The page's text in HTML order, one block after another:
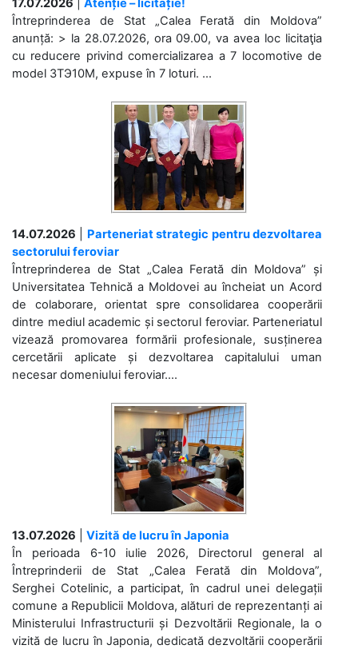
17.07.2026
Atenție – licitație!
Întreprinderea de Stat „Calea Ferată din Moldova”
anunță: > la 28.07.2026, ora 09.00, va avea loc licitaţia
cu reducere privind comercializarea a 7 locomotive de
model 3ТЭ10М, expuse în 7 loturi. ...
14.07.2026
Parteneriat strategic pentru dezvoltarea
sectorului feroviar
Întreprinderea de Stat „Calea Ferată din Moldova” și
Universitatea Tehnică a Moldovei au încheiat un Acord
de colaborare, orientat spre consolidarea cooperării
dintre mediul academic și sectorul feroviar. Parteneriatul
vizează promovarea formării profesionale, susținerea
cercetării aplicate și dezvoltarea capitalului uman
necesar domeniului feroviar....
13.07.2026
Vizită de lucru în Japonia
În perioada 6-10 iulie 2026, Directorul general al
Întreprinderii de Stat „Calea Ferată din Moldova”,
Serghei Cotelinic, a participat, în cadrul unei delegații
comune a Republicii Moldova, alături de reprezentanți ai
Ministerului Infrastructurii și Dezvoltării Regionale, la o
vizită de lucru în Japonia, dedicată dezvoltării cooperării